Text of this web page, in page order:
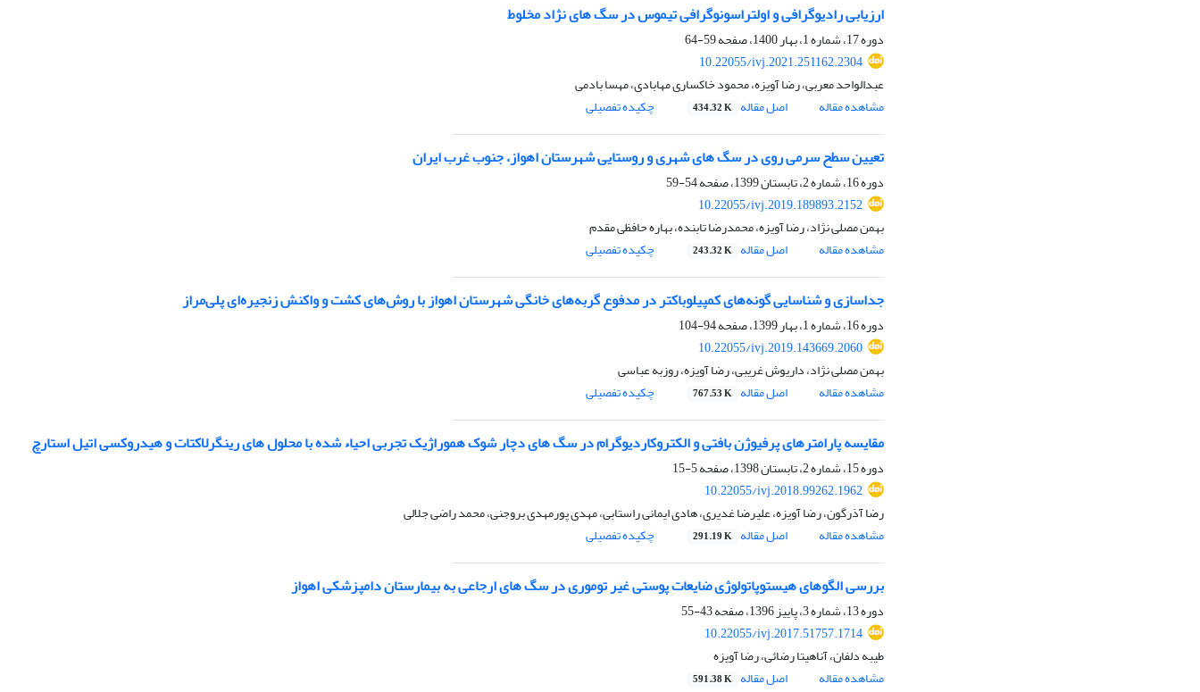
ارزیابی رادیوگرافی و اولتراسونوگرافی تیموس در سگ های نژاد مخلوط
دوره 17، شماره 1، بهار 1400، صفحه
59-64
10.22055/ivj.2021.251162.2304
عبدالواحد معربی، رضا آویزه، محمود خاکساری مهابادی، مهسا بادمی
مشاهده مقاله
اصل مقاله 434.32 K چکیده تفصیلی
تعیین سطح سرمی روی در سگ های شهری و روستایی شهرستان اهواز، جنوب غرب ایران
دوره 16، شماره 2، تابستان 1399، صفحه
54-59
10.22055/ivj.2019.189893.2152
بهمن مصلی نژاد، رضا آویزه، محمدرضا تابنده، بهاره حافظی مقدم
مشاهده مقاله
اصل مقاله 243.32 K چکیده تفصیلی
جداسازی و شناسایی گونه‌های کمپیلوباکتر در مدفوع گربه‌های خانگی شهرستان اهواز با روش‌های کشت و واکنش زنجیره‌ای پلی‌مراز
دوره 16، شماره 1، بهار 1399، صفحه
94-104
10.22055/ivj.2019.143669.2060
بهمن مصلی نژاد، داریوش غریبی، رضا آویزه، روزبه عباسی
مشاهده مقاله
اصل مقاله 767.53 K چکیده تفصیلی
مقایسه پارامترهای پرفیوژن بافتی و الکتروکاردیوگرام در سگ های دچار شوک هموراژیک تجربی احیاء شده با محلول های رینگرلاکتات و هیدروکسی اتیل استارچ
دوره 15، شماره 2، تابستان 1398، صفحه
5-15
10.22055/ivj.2018.99262.1962
رضا آذرگون، رضا آویزه، علیرضا غدیری، هادی ایمانی راستابی، مهدی پورمهدی بروجنی، محمد راضی جلالی
مشاهده مقاله
اصل مقاله 291.19 K چکیده تفصیلی
بررسی الگوهای هیستوپاتولوژی ضایعات پوستی غیر توموری در سگ های ارجاعی به بیمارستان دامپزشکی اهواز
دوره 13، شماره 3، پاییز 1396، صفحه
43-55
10.22055/ivj.2017.51757.1714
طیبه دلفان، آناهیتا رضائی، رضا آویزه
مشاهده مقاله
اصل مقاله 591.38 K